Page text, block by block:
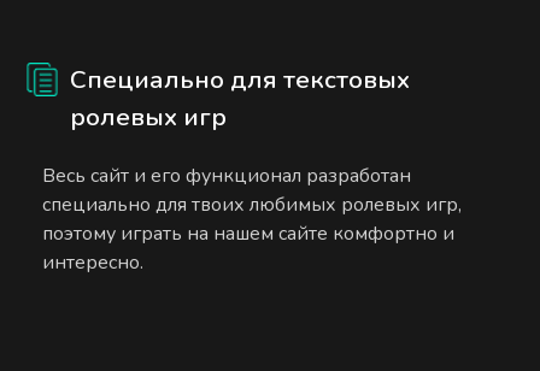
Специально для текстовых
ролевых игр
Весь сайт и его функционал разработан
специально для твоих любимых ролевых игр,
поэтому играть на нашем сайте комфортно и
интересно.